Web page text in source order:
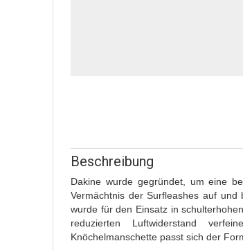
Beschreibung
Dakine wurde gegründet, um eine
Vermächtnis der Surfleashes auf
wurde für den Einsatz in
reduzierten Luftwiderstand
Knöchelmanschette passt sich der